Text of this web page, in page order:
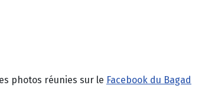
photos réunies sur le Facebook du Bagad